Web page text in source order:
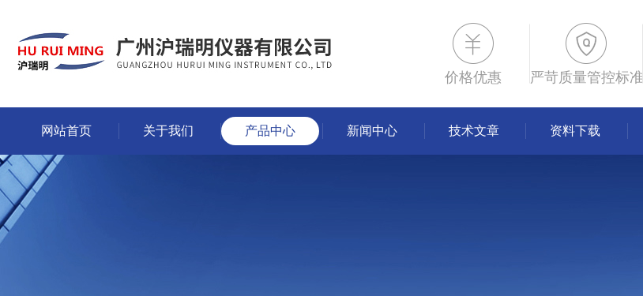
价格优惠 严苛质量管控标准
网站首页 关于我们 产品中心 新闻中心 技术文章 资料下载